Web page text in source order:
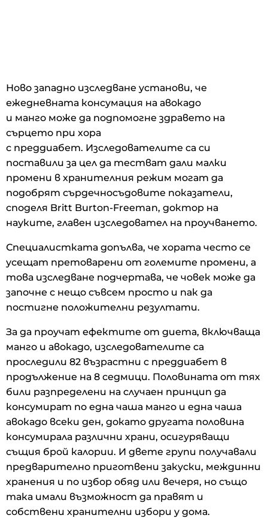
Ново западно изследване установи, че
ежедневната консумация на авокадо
и манго може да подпомогне здравето на
сърцето при хора
с преддиабет. Изследователите са си
поставили за цел да тестват дали малки
промени в хранителния режим могат да
подобрят сърдечносъдовите показатели,
споделя Britt Burton-Freeman, доктор на
науките, главен изследовател на проучването.
Специалистката допълва, че хората често се
усещат претоварени от големите промени, а
това изследване подчертава, че човек може да
започне с нещо съвсем просто и пак да
постигне положителни резултати.
За да проучат ефектите от диета, включваща
манго и авокадо, изследователите са
проследили 82 възрастни с преддиабет в
продължение на 8 седмици. Половината от тях
били разпределени на случаен принцип да
консумират по една чаша манго и една чаша
авокадо всеки ден, докато другата половина
консумирала различни храни, осигуряващи
същия брой калории. И двете групи получавали
предварително приготвени закуски, междинни
хранения и по избор обяд или вечеря, но също
така имали възможност да правят и
собствени хранителни избори у дома.